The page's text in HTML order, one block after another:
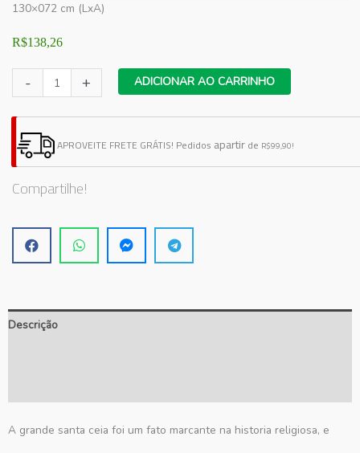
130×072 cm (LxA)
R$138,26
-
de
Parede
Santa
Ceia
+ ADICIONAR AO CARRINHO
APROVEITE FRETE GRÁTIS! Pedidos apartirde R$99,90!
Compartilhe!
Descrição
A grande santa ceia foi um fato marcante na historia religiosa, e